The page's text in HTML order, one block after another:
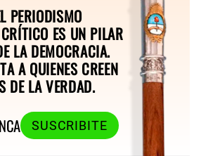
PERIODISMO
ES UN PILAR
LA DEMOCRACIA.
A QUIENES CREEN
DE LA VERDAD.
SUSCRIBITE